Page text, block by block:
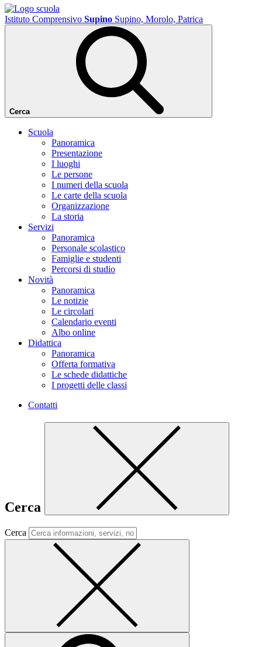
Istituto Comprensivo Supino Supino, Morolo, Patrica
Cerca
Scuola
Panoramica
Presentazione
I luoghi
Le persone
I numeri della scuola
Le carte della scuola
Organizzazione
La storia
Servizi
Panoramica
Personale scolastico
Famiglie e studenti
Percorsi di studio
Novità
Panoramica
Le notizie
Le circolari
Calendario eventi
Albo online
Didattica
Panoramica
Offerta formativa
Le schede didattiche
I progetti delle classi
Contatti
Cerca
Cerca